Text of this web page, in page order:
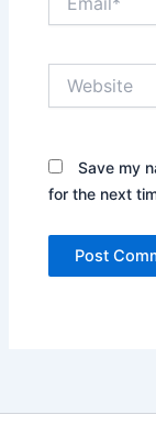
Save my
for the next